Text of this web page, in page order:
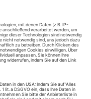
Hände und
Zweifel, sie fühlt sich
der Heiden, unfrei,
er bietet Schutz,
direkt neben ihr